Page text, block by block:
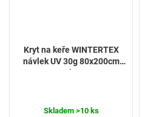
Kryt na keře WINTERTEX
návlek UV 30g 80x200cm
2ks
Skladem >10 ks